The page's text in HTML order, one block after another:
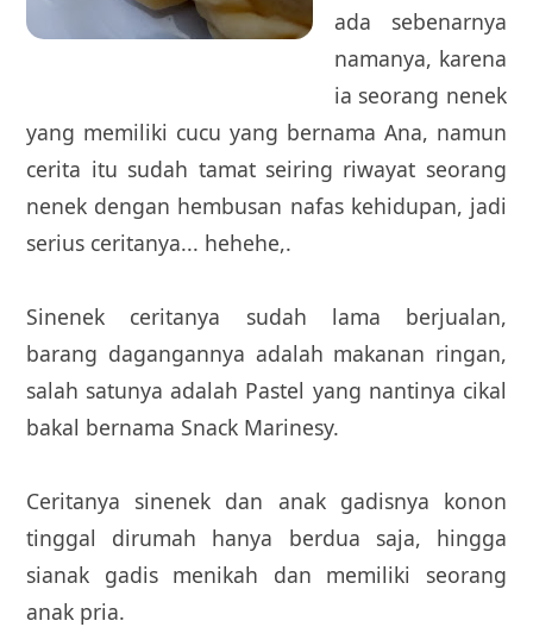
ada sebenarnya
namanya, karena
ia seorang nenek
yang memiliki cucu yang bernama Ana, namun
cerita itu sudah tamat seiring riwayat seorang
nenek dengan hembusan nafas kehidupan, jadi
serius ceritanya... hehehe,.
Sinenek ceritanya sudah lama berjualan,
barang dagangannya adalah makanan ringan,
salah satunya adalah Pastel yang nantinya cikal
bakal bernama Snack Marinesy.
Ceritanya sinenek dan anak gadisnya konon
tinggal dirumah hanya berdua saja, hingga
sianak gadis menikah dan memiliki seorang
anak pria.